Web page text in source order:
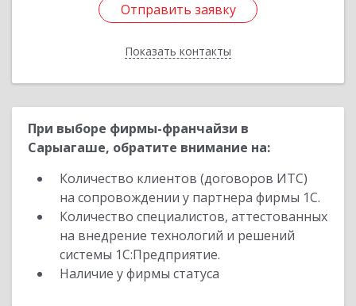
Отправить заявку
Показать контакты
Отправить заявку
Назад
При выборе фирмы-франчайзи в
Сарыагаше, обратите внимание на:
Количество клиентов (договоров ИТС)
на сопровождении у партнера фирмы 1С.
Количество специалистов, аттестованных
на внедрение технологий и решений
системы 1С:Предприятие.
Наличие у фирмы статуса